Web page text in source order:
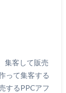
集客して販売
って集客する
するPPCアフ